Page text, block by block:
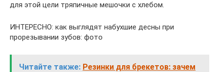
для этой цели тряпичные мешочки с хлебом.
ИНТЕРЕСНО: как выглядят набухшие десны при
прорезывании зубов: фото
Читайте также: Резинки для брекетов: зачем